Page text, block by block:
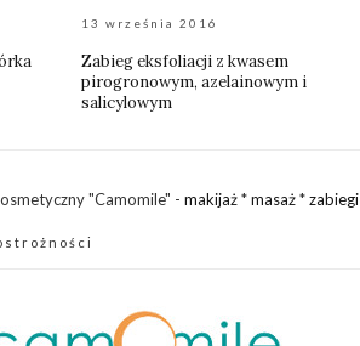
13 września 2016
Zabieg eksfoliacji z kwasem
pirogronowym, azelainowym i
salicylowym
"Camomile" - makijaż*masaż*zabiegi